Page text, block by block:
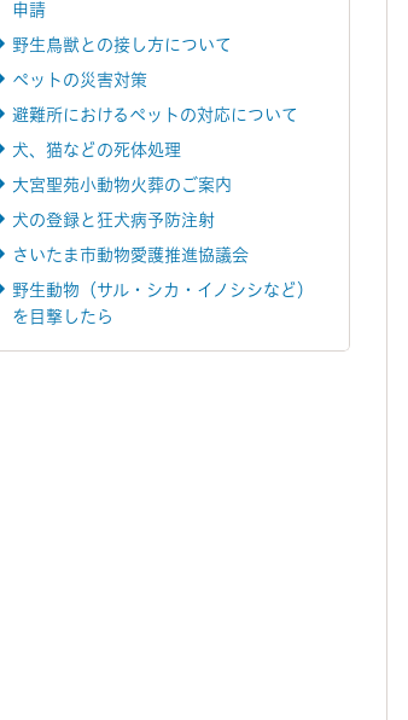
申請
野生鳥獣との接し方について
ペットの災害対策
避難所におけるペットの対応について
犬、猫などの死体処理
大宮聖苑小動物火葬のご案内
犬の登録と狂犬病予防注射
さいたま市動物愛護推進協議会
野生動物（サル・シカ・イノシシなど）
を目撃したら